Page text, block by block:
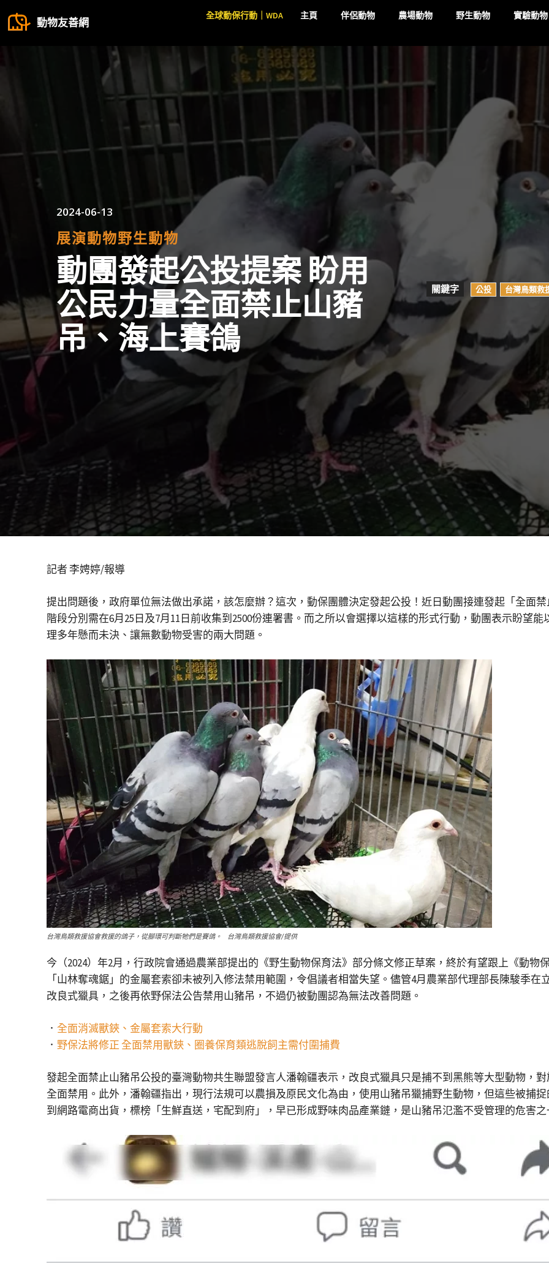
動物友善網
全球動保行動｜WDA 主頁 伴侶動物 農場動物 野生動物 實驗動物
2024-06-13
展演動物野生動物
動團發起公投提案 盼用
公民力量全面禁止山豬
吊、海上賽鴿
關鍵字 公投 台灣鳥類救
記者 李娉婷/報導
提出問題後，政府單位無法做出承諾，該怎麼辦？這次，動保團體決定發起公投！近日動團接連發起「全面
階段分別需在6月25日及7月11日前收集到2500份連署書。而之所以會選擇以這樣的形式行動，動團表示盼望
理多年懸而未決、讓無數動物受害的兩大問題。
台灣鳥類救援協會救援的鴿子，從腳環可判斷牠們是賽鴿。 台灣鳥類救援協會/提供
今（2024）年2月，行政院會通過農業部提出的《野生動物保育法》部分條文修正草案，終於有望跟上《動物
「山林奪魂鋸」的金屬套索卻未被列入修法禁用範圍，令倡議者相當失望。儘管4月農業部代理部長陳駿季在
改良式獵具，之後再依野保法公告禁用山豬吊，不過仍被動團認為無法改善問題。
． 全面消滅獸鋏、金屬套索大行動
． 野保法將修正 全面禁用獸鋏、圈養保育類逃脫飼主需付圍捕費
發起全面禁止山豬吊公投的臺灣動物共生聯盟發言人潘翰疆表示，改良式獵具只是捕不到黑熊等大型動物，
全面禁用。此外，潘翰疆指出，現行法規可以農損及原民文化為由，使用山豬吊獵捕野生動物，但這些被捕
到網路電商出貨，標榜「生鮮直送，宅配到府」，早已形成野味肉品產業鏈，是山豬吊氾濫不受管理的危害